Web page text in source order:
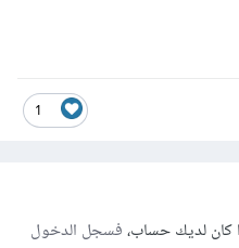
1
كان لديك حساب،فسجل الدخول